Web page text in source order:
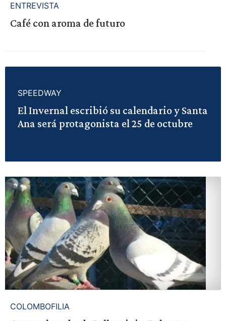
ENTREVISTA
Café con aroma de futuro
SPEEDWAY
El Invernal escribió su calendario y Santa
Ana será protagonista el 25 de octubre
COLOMBOFILIA